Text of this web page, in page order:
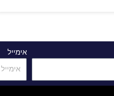
אימייל